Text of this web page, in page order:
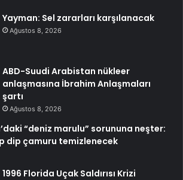
Yayman: Sel zararları karşılanacak
Ağustos 8, 2026
ABD-Suudi Arabistan nükleer
anlaşmasına İbrahim Anlaşmaları
şartı
Ağustos 8, 2026
“deniz marulu” sorununa neşter:
dip çamuru temizlenecek
1996 Florida Uçak Saldırısı Krizi